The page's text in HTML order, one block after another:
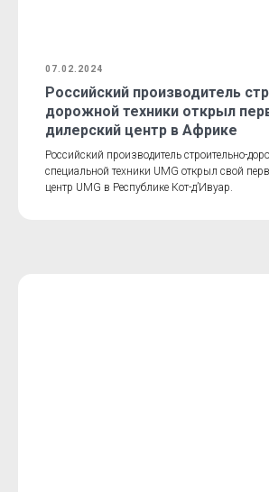
07.02.2024
Российский производитель
дорожной техники открыл
дилерский центр в Африке
Российский производитель строительно-
специальной техники UMG открыл свой
центр UMG в Республике Кот-д’Ивуар.